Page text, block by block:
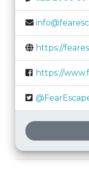
https://
https://